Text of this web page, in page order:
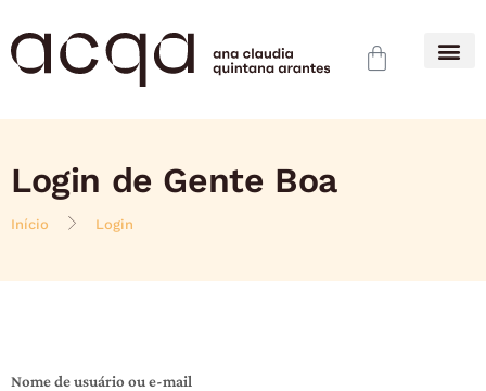
Login de Gente Boa
Início Login
Nome de usuário ou e-mail